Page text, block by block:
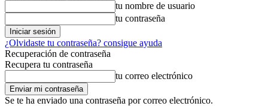
tu nombre de usuario
tu contraseña
¿Olvidaste tu contraseña? consigue ayuda
Recuperación de contraseña
Recupera tu contraseña
tu correo electrónico
Se te ha enviado una contraseña por correo electrónico.